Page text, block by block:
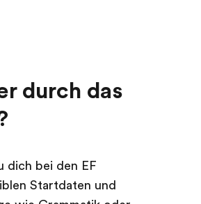
durch das
dich bei den EF
Startdaten und